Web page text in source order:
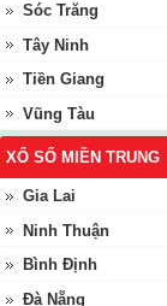
Sóc Trăng
Tây Ninh
Tiền Giang
Vũng Tàu
XỔ SỐ MIỀN TRUNG
Gia Lai
Ninh Thuận
Bình Định
Đà Nẵng